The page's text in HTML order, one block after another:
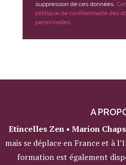
suppression de ces données.
politique de confidentialité des
personnelles.
A
Etincelles Zen • Marion
mais se déplace en France et à
formation est également